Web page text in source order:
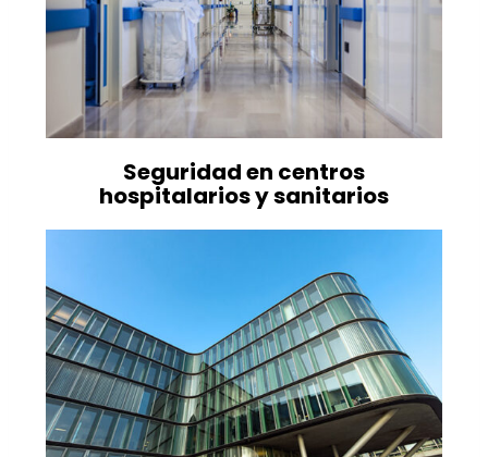
Seguridad en centros
hospitalarios y sanitarios